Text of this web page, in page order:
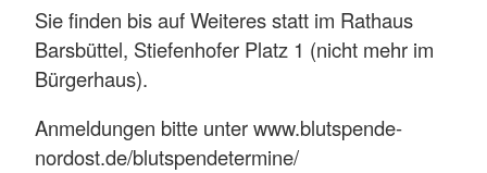
Sie finden bis auf Weiteres statt im Rathaus
Barsbüttel, Stiefenhofer Platz 1 (nicht mehr im
Bürgerhaus).
Anmeldungen bitte unter www.blutspende-
nordost.de/blutspendetermine/